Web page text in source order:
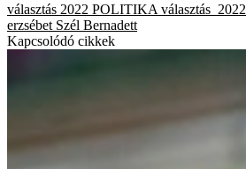
választás 2022 POLITIKA választás_2022
erzsébet Szél Bernadett
Kapcsolódó cikkek